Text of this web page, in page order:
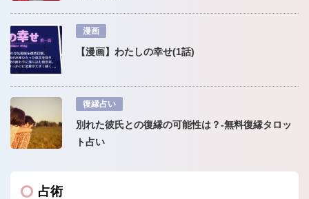
漫画
【漫画】わたしの幸せ(1話)
復縁占い
別れた彼氏との復縁の可能性は？-無料復縁タロッ
ト占い
占術